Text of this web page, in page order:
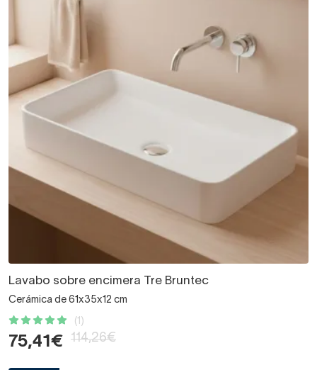
Lavabo sobre encimera Tre Bruntec
Cerámica de 61x35x12 cm
(1)
75,41€ 114,26€